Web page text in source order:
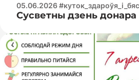
05.06.2026
Сусветны дзень донара